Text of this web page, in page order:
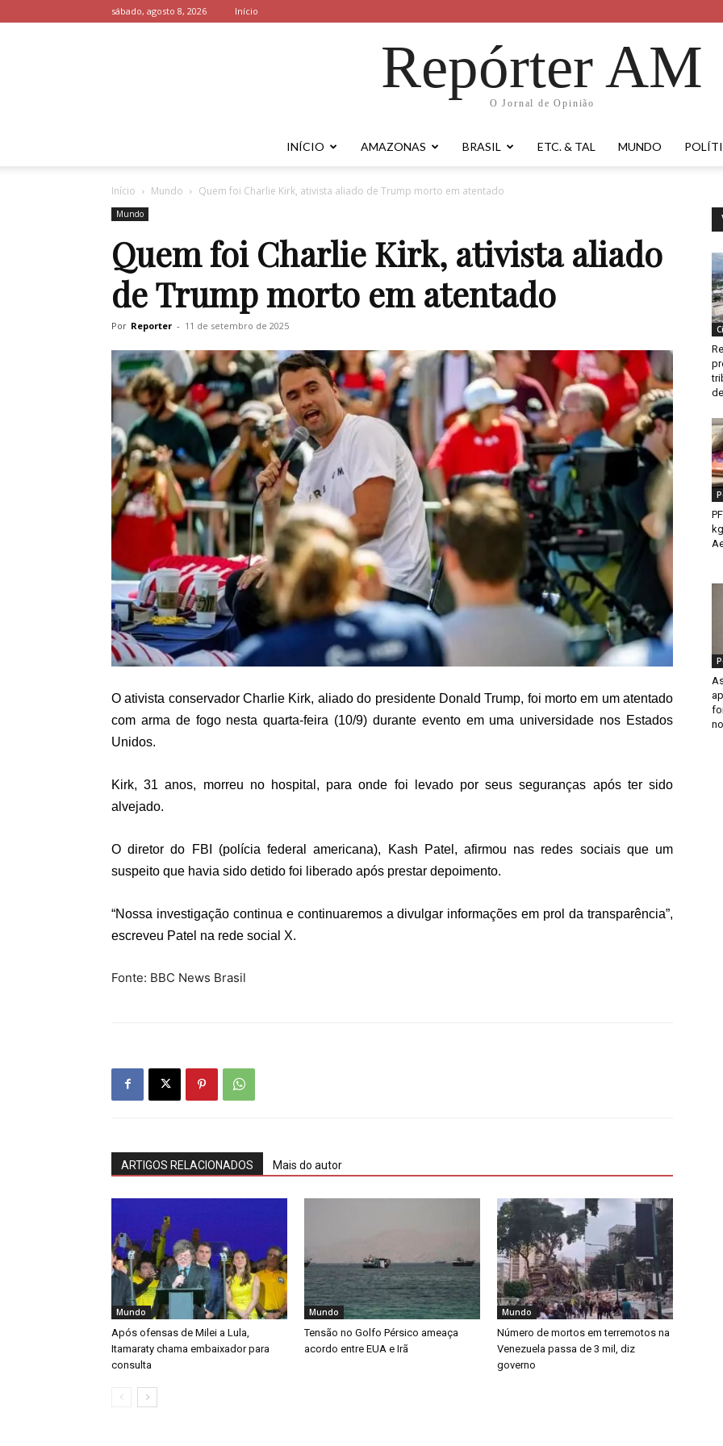
sábado, agosto 8, 2026 Início
Repórter AM
O Jornal de Opinião
INÍCIO AMAZONAS BRASIL ETC. & TAL MUNDO
Início Mundo Quem foi Charlie Kirk, ativista aliado de Trump morto em atentado
Mundo
Quem foi Charlie Kirk, ativista aliado
de Trump morto em atentado
Por Reporter - 11 de setembro de 2025
O ativista conservador Charlie Kirk, aliado do presidente Donald Trump, foi morto em um atentado
com arma de fogo nesta quarta-feira (10/9) durante evento em uma universidade nos Estados
Unidos.
Kirk, 31 anos, morreu no hospital, para onde foi levado por seus seguranças após ter sido
alvejado.
O diretor do FBI (polícia federal americana), Kash Patel, afirmou nas redes sociais que um
suspeito que havia sido detido foi liberado após prestar depoimento.
“Nossa investigação continua e continuaremos a divulgar informações em prol da transparência”,
escreveu Patel na rede social X.
Fonte: BBC News Brasil
ARTIGOS RELACIONADOS Mais do autor
Mundo
Após ofensas de Milei a Lula,
Itamaraty chama embaixador para
consulta
Mundo
Tensão no Golfo Pérsico ameaça
acordo entre EUA e Irã
Mundo
Número de mortos em terremotos na
Venezuela passa de 3 mil, diz
governo